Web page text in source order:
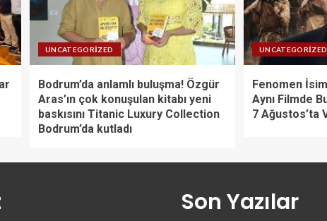
UNCATEGORIZED
Bodrum’da anlamlı buluşma! Özgür
Aras’ın çok konuşulan kitabı yeni
baskısını Titanic Luxury Collection
Bodrum’da kutladı
UNCATEGORIZED
Fenomen
Aynı Filmde
7 Ağustos’ta
Son Yazılar